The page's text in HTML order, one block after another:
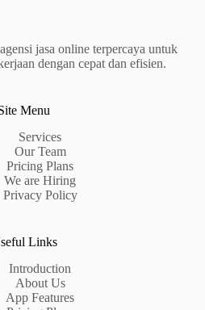
jasa online terpercaya untuk
dengan cepat dan efisien.
Menu
Services
Our Team
Pricing Plans
We are Hiring
Privacy Policy
Links
Introduction
About Us
App Features